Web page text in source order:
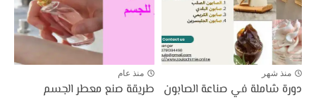
منذ شهر
دورة شاملة في صناعة الصابون
منذ عام
طريقة صنع معطر الجسم